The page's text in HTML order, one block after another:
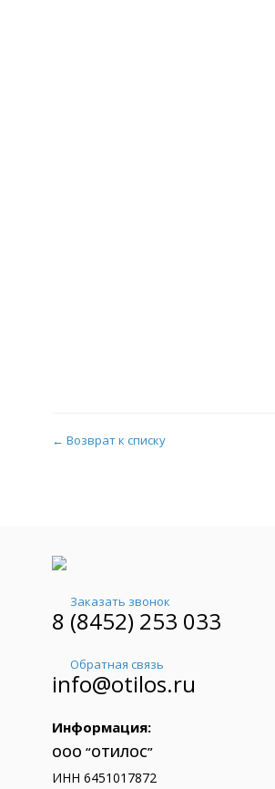
← Возврат к списку
Заказать звонок
8 (8452) 253 033
Обратная связь
info@otilos.ru
Информация:
ООО “ОТИЛОС”
ИНН 6451017872